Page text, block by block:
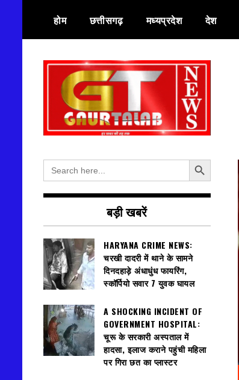
content
होम छत्तीसगढ़ मध्यप्रदेश देश
गौरतलब न्यूज
Search
for:
Search Button
बड़ी खबरें
HARYANA CRIME NEWS:
चरखी दादरी में थाने के सामने
दिनदहाड़े अंधाधुंध फायरिंग,
स्कॉर्पियो सवार 7 युवक घायल
A SHOCKING INCIDENT OF
GOVERNMENT HOSPITAL:
चूरू के सरकारी अस्पताल में
हादसा, इलाज कराने पहुंची महिला
पर गिरा छत का प्लास्टर